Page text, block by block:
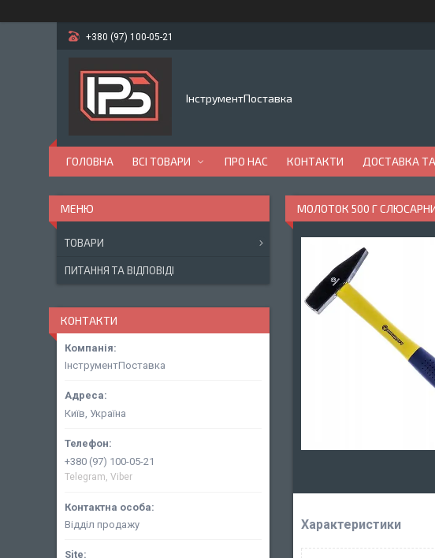
+380 (97) 100-05-21
ІнструментПоставка
ГОЛОВНА ВСІ ТОВАРИ ПРО НАС КОНТАКТИ ДОСТАВКА
МОЛОТОК 500 Г
Характеристики
ТОВАРИ
ПИТАННЯ ТА ВІДПОВІДІ
КОНТАКТИ
ІнструментПоставка
Київ, Україна
+380 (97) 100-05-21
Telegram, Viber
Відділ продажу